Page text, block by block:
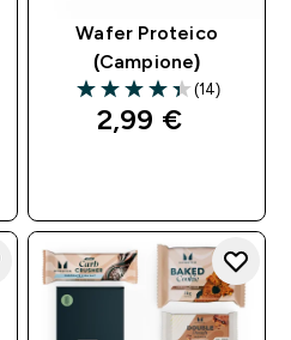
Wafer Proteico
(Campione)
4.36 out of 5 stars
(14)
2,99 €‎